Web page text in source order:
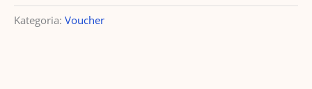
Dark
Mood
Kategoria: Voucher